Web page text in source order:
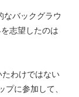
バックグラウ
志望したのは
わけではない
に参加して、